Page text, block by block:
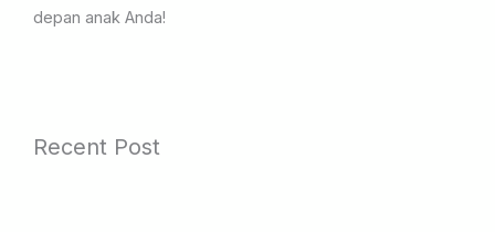
depan anak Anda!
Recent Post